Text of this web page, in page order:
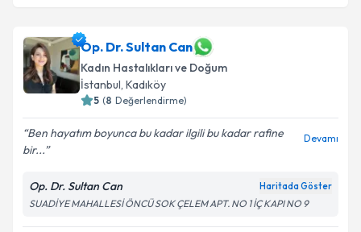
Op. Dr. Sultan Can
Kadın Hastalıkları ve Doğum
İstanbul, Kadıköy
5 (8 Değerlendirme)
Ben hayatım boyunca bu kadar ilgili bu kadar rafine
bir...
Devamı
Op. Dr. Sultan Can Haritada Göster
SUADİYE MAHALLESİ ÖNCÜ SOK ÇELEM APT. NO 1 İÇ KAPI NO 9